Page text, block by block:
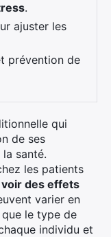
.
ajuster les
prévention de
qui
de ses
santé.
les patients
des effets
varier en
le type de
individu et